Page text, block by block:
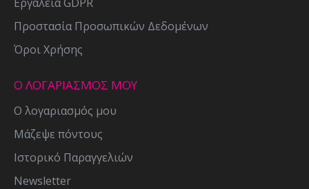
Προστασία Προσωπικών Δεδομένων
Όροι Χρήσης
Ο ΛΟΓΑΡΙΑΣΜΟΣ ΜΟΥ
Ο λογαριασμός μου
Μάζεψε πόντους
Ιστορικό Παραγγελιών
Newsletter